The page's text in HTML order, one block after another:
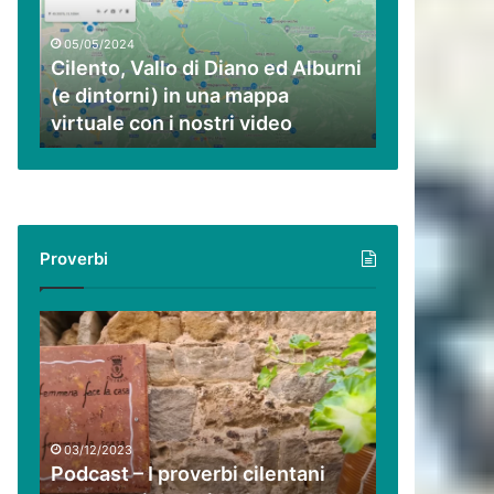
Alburni
(e
dintorni)
in
una
mappa
virtuale
video
05/05/2024
Cilento, Vallo di Diano ed Alburni
(e dintorni) in una mappa
virtuale con i nostri video
Proverbi
Podcast
–
I
proverbi
cilentani
raccontati
da
Guido
03/12/2023
Podcast – I proverbi cilentani